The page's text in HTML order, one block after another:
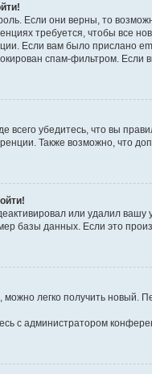
Если они верны, то
требуется, чтобы все
Если вам было прислано
спам-фильтром. Если
всего убедитесь, что вы
Также возможно, что
или удалил
данных. Если это
можно легко получить
с администратором